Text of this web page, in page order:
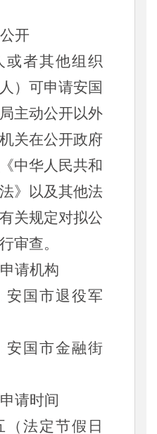
开
或者其他组织
）可申请安国
主动公开以外
关在公开政府
中华人民共和
》以及其他法
关规定对拟公
审查。
请机构
安国市退役军
安国市金融街
请时间
（法定节假日